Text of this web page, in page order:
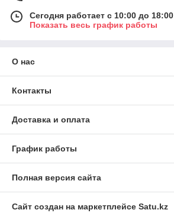
Сегодня работает с 10:00 до 18:00
Показать весь график работы
О нас
Контакты
Доставка и оплата
График работы
Полная версия сайта
Сайт создан на маркетплейсе Satu.kz